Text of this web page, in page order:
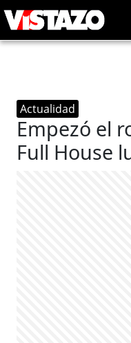
Actualidad
Empezó el
Full House